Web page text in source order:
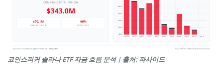
코인스피커 솔라나 ETF 자금 흐름 분석 | 출처: 파사이드